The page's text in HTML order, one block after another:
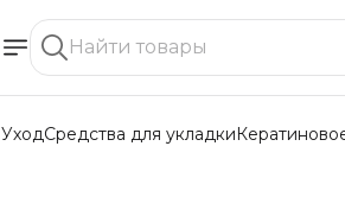
УходСредства для укладки